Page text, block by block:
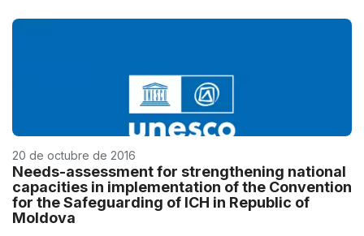
20 de octubre de 2016
Needs-assessment for strengthening national
capacities in implementation of the Convention
for the Safeguarding of ICH in Republic of
Moldova